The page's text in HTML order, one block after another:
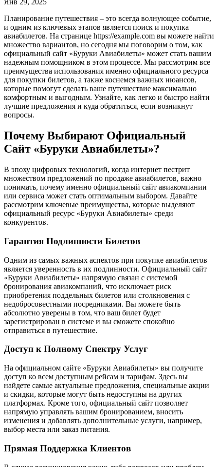
Янв 29, 2025
Планирование путешествия – это всегда волнующее событие,
и одним из ключевых этапов является поиск и покупка
авиабилетов. На странице https://example.com вы можете найти
множество вариантов, но сегодня мы поговорим о том, как
официальный сайт «Буруки Авиабилеты» может стать вашим
надежным помощником в этом процессе. Мы рассмотрим все
преимущества использования именно официального ресурса
для покупки билетов, а также коснемся важных нюансов,
которые помогут сделать ваше путешествие максимально
комфортным и выгодным. Узнайте, как легко и быстро найти
лучшие предложения и куда обратиться, если возникнут
вопросы.
Почему Выбирают Официальный
Сайт «Буруки Авиабилеты»?
В эпоху цифровых технологий, когда интернет пестрит
множеством предложений по продаже авиабилетов, важно
понимать, почему именно официальный сайт авиакомпании
или сервиса может стать оптимальным выбором. Давайте
рассмотрим ключевые преимущества, которые выделяют
официальный ресурс «Буруки Авиабилеты» среди
конкурентов.
Гарантия Подлинности Билетов
Одним из самых важных аспектов при покупке авиабилетов
является уверенность в их подлинности. Официальный сайт
«Буруки Авиабилеты» напрямую связан с системой
бронирования авиакомпаний, что исключает риск
приобретения поддельных билетов или столкновения с
недобросовестными посредниками. Вы можете быть
абсолютно уверены в том, что ваш билет будет
зарегистрирован в системе и вы сможете спокойно
отправиться в путешествие.
Доступ к Полному Спектру Услуг
На официальном сайте «Буруки Авиабилеты» вы получите
доступ ко всем доступным рейсам и тарифам. Здесь вы
найдете самые актуальные предложения, специальные акции
и скидки, которые могут быть недоступны на других
платформах. Кроме того, официальный сайт позволяет
напрямую управлять вашим бронированием, вносить
изменения и добавлять дополнительные услуги, например,
выбор места или заказ питания.
Прямая Поддержка Клиентов